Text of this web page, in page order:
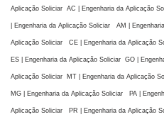
Aplicação Soliciar AC | Engenharia da Aplicação
| Engenharia da Aplicação Soliciar AM |
Aplicação Soliciar CE | Engenharia da Aplicação
ES | Engenharia da Aplicação Soliciar GO |
Aplicação Soliciar MT | Engenharia da Aplicação
MG | Engenharia da Aplicação Soliciar PA |
Aplicação Soliciar PR | Engenharia da Aplicação